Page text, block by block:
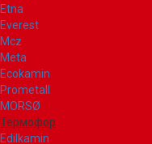
Etna
Everest
Mcz
Meta
Ecokamin
Prometall
MORSØ
Термофор
Edilkamin